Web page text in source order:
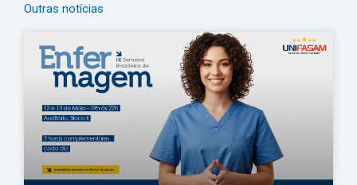
Outras notícias
PáginaPáginaPágina
PáginaPágina